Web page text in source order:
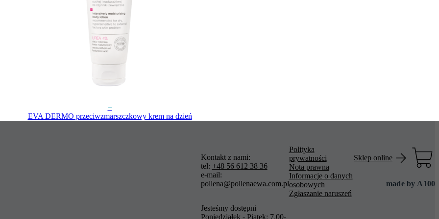
+
EVA DERMO przeciwzmarszczkowy krem na dzień
Kontakt z nami:
tel: +48 56 612 38 36
e-mail:
pollena@pollenaewa.com.pl
Jesteśmy dostępni
Poniedziałek - Piątek: 7.00-
Polityka
prywatności
Nota prawna
Informacje o danych
osobowych
Zgłaszanie naruszeń
Sklep online
made by A100